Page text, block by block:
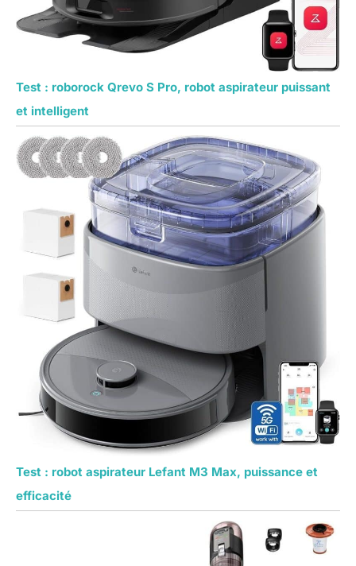
Test : roborock Qrevo S Pro, robot aspirateur puissant
et intelligent
Test : robot aspirateur Lefant M3 Max, puissance et
efficacité